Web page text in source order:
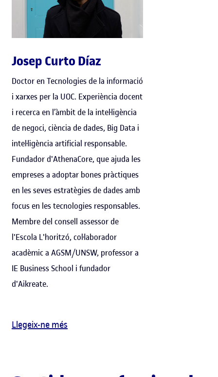
Josep Curto Díaz
Doctor en Tecnologies de la informació
i xarxes per la UOC. Experiència docent
i recerca en l’àmbit de la intel·ligència
de negoci, ciència de dades, Big Data i
intel·ligència artificial responsable.
Fundador d'AthenaCore, que ajuda les
empreses a adoptar bones pràctiques
en les seves estratègies de dades amb
focus en les tecnologies responsables.
Membre del consell assessor de
l'Escola L'horitzó, col·laborador
acadèmic a AGSM/UNSW, professor a
IE Business School i fundador
d'Aikreate.
Llegeix-ne més